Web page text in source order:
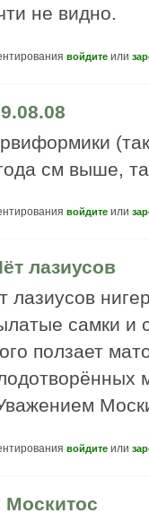
не видно.
войдите или
см выше,
войдите или
лазиусов
лазиусов
самки и
ползает
войдите или
Москитос